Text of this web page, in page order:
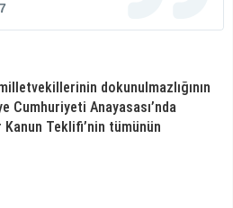
beğeni
dokunulmazlığının
Cumhuriyeti Anayasası’nda
Kanun Teklifi’nin tümünün